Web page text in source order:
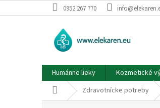
na
0952 267 770
Humánne lieky Kozmetické
Domov Zdravotnícke potreby